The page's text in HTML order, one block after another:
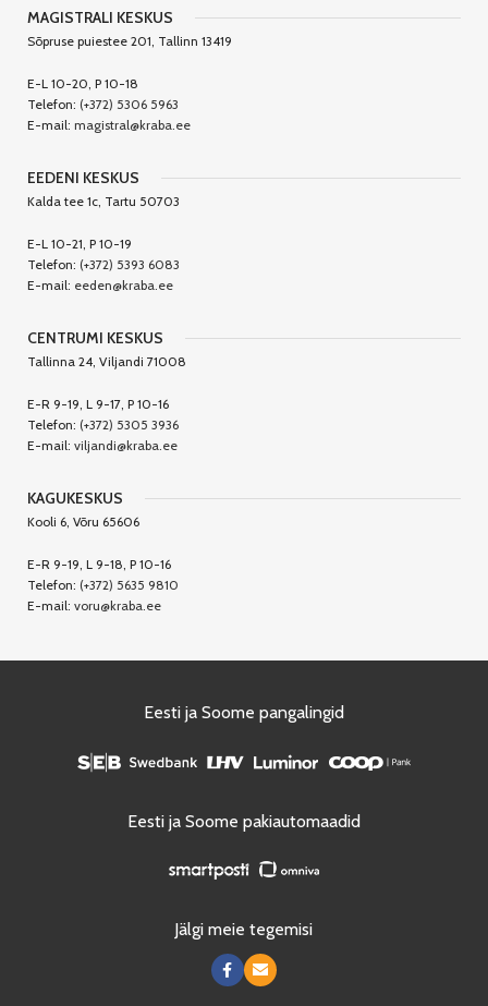
MAGISTRALI KESKUS
Sõpruse puiestee 201, Tallinn 13419
E-L 10-20, P 10-18
Telefon: (+372) 5306 5963
E-mail: magistral@kraba.ee
EEDENI KESKUS
Kalda tee 1c, Tartu 50703
E-L 10-21, P 10-19
Telefon: (+372) 5393 6083
E-mail: eeden@kraba.ee
CENTRUMI KESKUS
Tallinna 24, Viljandi 71008
E-R 9-19, L 9-17, P 10-16
Telefon: (+372) 5305 3936
E-mail: viljandi@kraba.ee
KAGUKESKUS
Kooli 6, Võru 65606
E-R 9-19, L 9-18, P 10-16
Telefon: (+372) 5635 9810
E-mail: voru@kraba.ee
Eesti ja Soome pangalingid
Eesti ja Soome pakiautomaadid
Jälgi meie tegemisi